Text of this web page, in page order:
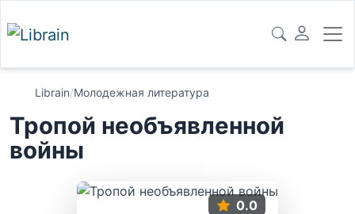
Librain/Молодежная литература
Тропой необъявленной
войны
0.0